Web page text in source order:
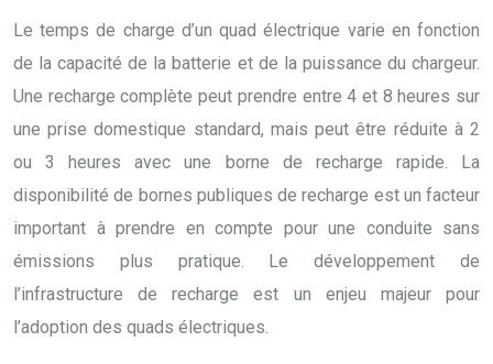
Le temps de charge d’un quad électrique varie en fonction
de la capacité de la batterie et de la puissance du chargeur.
Une recharge complète peut prendre entre 4 et 8 heures sur
une prise domestique standard, mais peut être réduite à 2
ou 3 heures avec une borne de recharge rapide. La
disponibilité de bornes publiques de recharge est un facteur
important à prendre en compte pour une conduite sans
émissions plus pratique. Le développement de
l’infrastructure de recharge est un enjeu majeur pour
l’adoption des quads électriques.